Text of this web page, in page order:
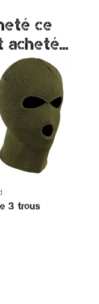
ce
acheté...
3 trous